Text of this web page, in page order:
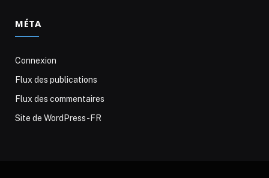
MÉTA
Connexion
Flux des publications
Flux des commentaires
Site de WordPress-FR